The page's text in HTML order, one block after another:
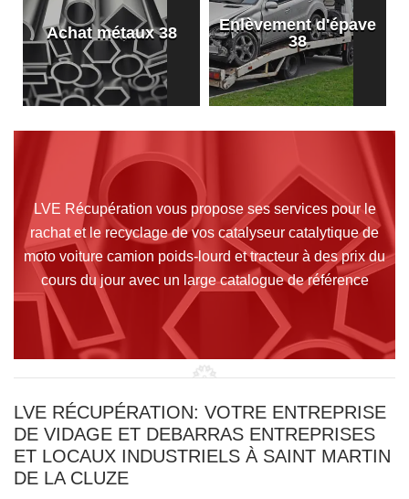
Achat métaux 38
Enlèvement d'épave
38
LVE Récupération vous propose ses services pour le
rachat et le recyclage de vos catalyseur catalytique de
moto voiture camion poids-lourd et tracteur à des prix du
cours du jour avec un large catalogue de référence
LVE RÉCUPÉRATION: VOTRE ENTREPRISE
DE VIDAGE ET DEBARRAS ENTREPRISES
ET LOCAUX INDUSTRIELS À SAINT MARTIN
DE LA CLUZE